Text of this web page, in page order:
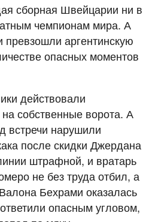
сборная Швейцарии ни в
чемпионам мира. А
аргентинскую
опасных моментов
действовали
собственные ворота. А
встречи нарушили
после скидки Джердана
штрафной, и вратарь
не без труда отбил, а
Бехрами оказалась
опасным угловом,